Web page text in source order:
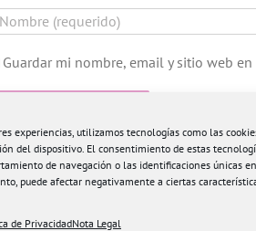
experiencias, utilizamos tecnologías como las
del dispositivo. El consentimiento de estas
de navegación o las identificaciones únicas
puede afectar negativamente a ciertas
de PrivacidadNota Legal
Guardar mi nombre, email y sitio web